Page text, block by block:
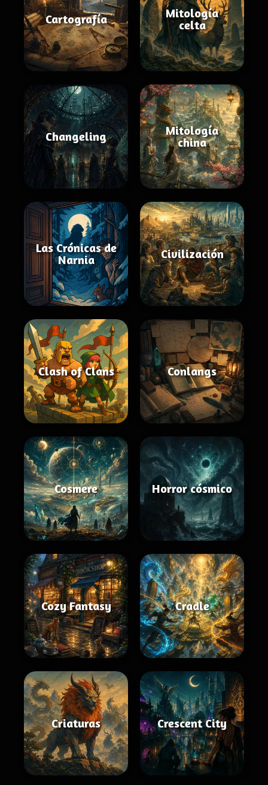
Cartografía
Mitología
celta
Changeling
Mitología
china
Las Crónicas de
Narnia
Civilización
Clash of Clans Conlangs
Cosmere Horror cósmico
Cozy Fantasy Cradle
Criaturas Crescent City